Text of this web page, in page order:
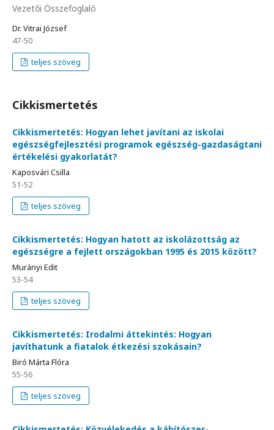
Vezetői Összefoglaló
Dr. Vitrai József
47-50
teljes szöveg
Cikkismertetés
Cikkismertetés: Hogyan lehet javítani az iskolai
egészségfejlesztési programok egészség-gazdaságtani
értékelési gyakorlatát?
Kaposvári Csilla
51-52
teljes szöveg
Cikkismertetés: Hogyan hatott az iskolázottság az
egészségre a fejlett országokban 1995 és 2015 között?
Murányi Edit
53-54
teljes szöveg
Cikkismertetés: Irodalmi áttekintés: Hogyan
javíthatunk a fiatalok étkezési szokásain?
Biró Márta Flóra
55-56
teljes szöveg